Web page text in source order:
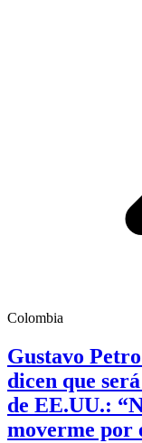
Colombia
Gustavo
dicen que
de EE.UU.:
moverme por